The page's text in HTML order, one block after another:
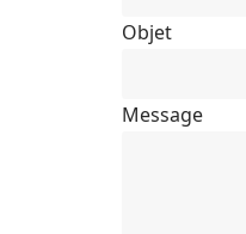
Objet
Message